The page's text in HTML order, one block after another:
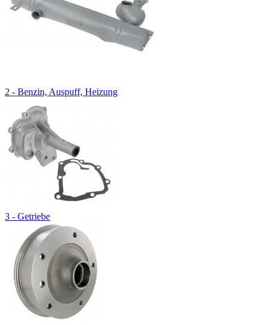
2 - Benzin, Auspuff, Heizung
3 - Getriebe